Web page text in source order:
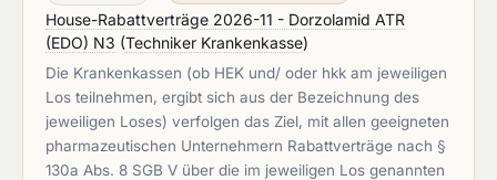
House-Rabattverträge 2026-11 - Dorzolamid ATR
(EDO) N3 (Techniker Krankenkasse)
Die Krankenkassen (ob HEK und/ oder hkk am jeweiligen
Los teilnehmen, ergibt sich aus der Bezeichnung des
jeweiligen Loses) verfolgen das Ziel, mit allen geeigneten
pharmazeutischen Unternehmern Rabattverträge nach §
130a Abs. 8 SGB V über die im jeweiligen Los genannten